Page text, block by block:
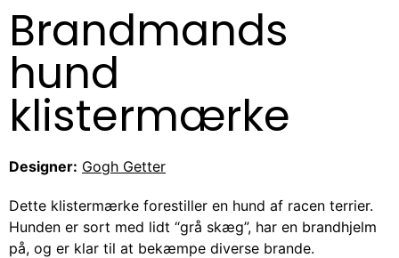
Brandmands
hund
klistermærke
Designer: Gogh Getter
Dette klistermærke forestiller en hund af racen terrier.
Hunden er sort med lidt “grå skæg”, har en brandhjelm
på, og er klar til at bekæmpe diverse brande.